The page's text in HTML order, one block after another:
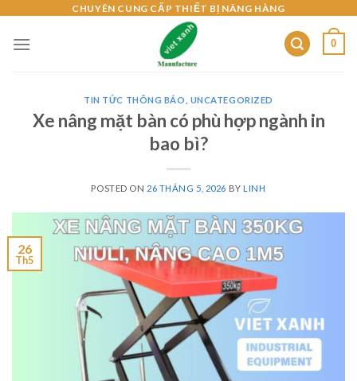
content
CHUYÊN CUNG CẤP THIẾT BỊ NÂNG HÀNG
0
TIN TỨC THÔNG BÁO UNCATEGORIZED
Xe nâng mặt bàn có phù hợp ngành in
bao bì?
POSTED ON 26 THÁNG 5, 2026 BYLINH
26
Th5